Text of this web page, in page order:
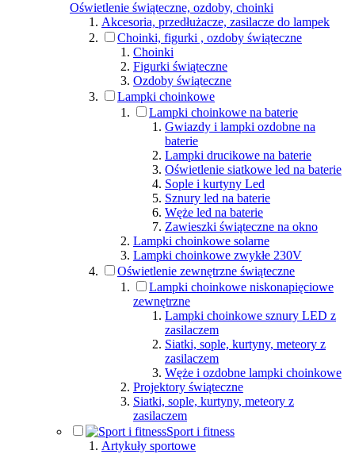
Oświetlenie świąteczne, ozdoby, choinki
Akcesoria, przedłużacze, zasilacze do lampek
Choinki, figurki , ozdoby świąteczne
Choinki
Figurki świąteczne
Ozdoby świąteczne
Lampki choinkowe
Lampki choinkowe na baterie
Gwiazdy i lampki ozdobne na
baterie
Lampki drucikowe na baterie
Oświetlenie siatkowe led na baterie
Sople i kurtyny Led
Sznury led na baterie
Węże led na baterie
Zawieszki świąteczne na okno
Lampki choinkowe solarne
Lampki choinkowe zwykłe 230V
Oświetlenie zewnętrzne świąteczne
Lampki choinkowe niskonapięciowe
zewnętrzne
Lampki choinkowe sznury LED z
zasilaczem
Siatki, sople, kurtyny, meteory z
zasilaczem
Węże i ozdobne lampki choinkowe
Projektory świąteczne
Siatki, sople, kurtyny, meteory z
zasilaczem
Sport i fitness
Artykuły sportowe